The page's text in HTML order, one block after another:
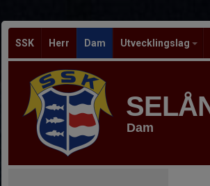
SSK Herr Dam Utvecklingslag
Dam